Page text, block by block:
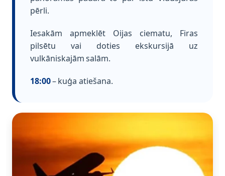
pērli.
Iesakām apmeklēt Oijas ciematu, Firas
pilsētu vai doties ekskursijā uz
vulkāniskajām salām.
18:00– kuģa atiešana.